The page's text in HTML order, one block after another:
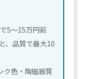
5〜15万円前
、品質で最大10
ク色・陶磁器質